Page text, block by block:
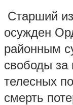
Старший
осужден
районным
свободы за
телесных
смерть